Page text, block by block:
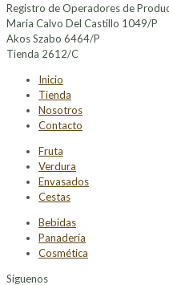
Registro de Operadores de
Maria Calvo Del Castillo 1049/P
Akos Szabo 6464/P
Tienda 2612/C
Inicio
Tienda
Nosotros
Contacto
Fruta
Verdura
Envasados
Cestas
Bebidas
Panadería
Cosmética
Síguenos